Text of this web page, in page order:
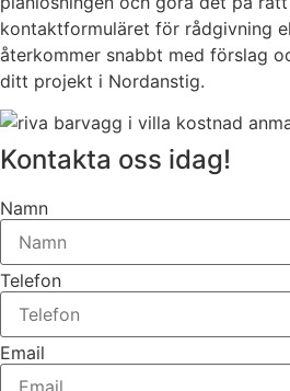
kontaktformuläret för rådgivning
återkommer snabbt med förslag
ditt projekt i Nordanstig.
Kontakta oss idag!
Namn
Telefon
Email